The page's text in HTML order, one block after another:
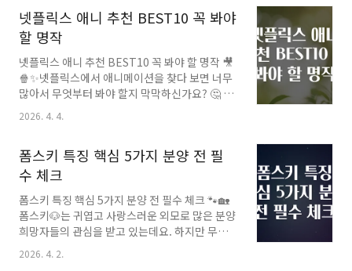
답니다. 통증의 위치와 성격에 따라 생명에 위협
이 되는 긴급 상황부터 일상 생활 속 작은 문제까
지 폭넓게 걸쳐 있죠.하지만 어떻게 구분해야 할
까요? 이 글에서는 왼쪽 옆구리 통증의 주요 원
인, 위험 신호, 긴급 대처법까지 체계적으로 살펴
보며 누구나 쉽게 이해하고 적용할 수 있도록 안
내할게요. 🔥🌟 이 글을 읽고 나면, 내 옆구리 통
넷플릭스 애니 추천 BEST10 꼭 봐야
할 명작
넷플릭스 애니 추천 BEST10 꼭 봐야 할 명작 🎥
🍿✨넷플릭스에서 애니메이션을 찾다 보면 너무
많아서 무엇부터 봐야 할지 막막하신가요? 🤔 특
히 퀄리티 좋은 작품과 스토리가 탄탄한 명작들
을 골라내는 일은 쉽지 않죠. 그래서 오늘은 전 세
보석 같은 작품까지, 넷플릭스에서 만나볼 수 있
는 BEST 10을 꼼꼼히 소개해 드릴게요! 🌟이 리
스트는 재미뿐만 아니라 작품성, 스토리텔링, 그
리고 감동까지 모두 잡은 작품들로 구성했습니
다. 함께 보면서 여러분의 취향에 맞는 완벽한 작
품을 찾고, 애니를 즐기는 재미를 한층 더 높여보
세요! 🧡🎨📌 넷플릭스 애니 추천 BEST10 리스
2026. 4. 4.
폼스키 특징 핵심 5가지 분양 전 필
수 체크
폼스키 특징 핵심 5가지 분양 전 필수 체크 🐾🏡
폼스키🐶는 귀엽고 사랑스러운 외모로 많은 분양
희망자들의 관심을 받고 있는데요. 하지만 무턱
대고 분양을 결정하기 전에 꼭 알아야 할 특징과
필수 체크 포인트가 있습니다.🤔 “폼스키가 내 가
2026. 4. 2.